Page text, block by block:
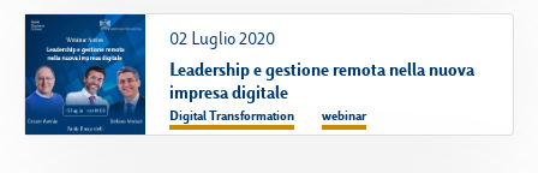
02 Luglio 2020
Leadership e gestione remota nella nuova
impresa digitale
Digital Transformation webinar